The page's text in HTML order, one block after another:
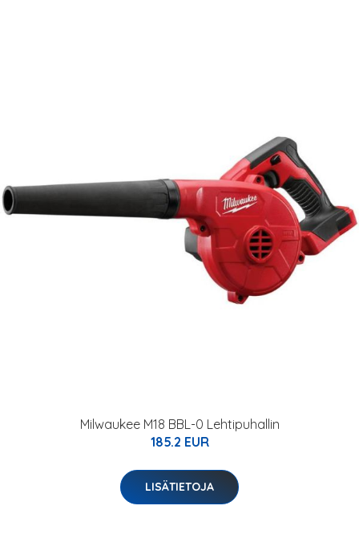
Milwaukee M18 BBL-0 Lehtipuhallin
185.2 EUR
LISÄTIETOJA